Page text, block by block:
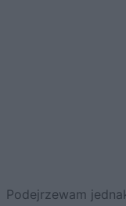
Podejrzewam